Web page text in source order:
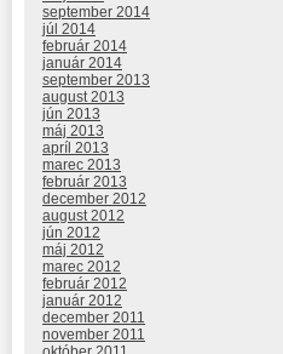
september 2014
júl 2014
február 2014
január 2014
september 2013
august 2013
jún 2013
máj 2013
apríl 2013
marec 2013
február 2013
december 2012
august 2012
jún 2012
máj 2012
marec 2012
február 2012
január 2012
december 2011
november 2011